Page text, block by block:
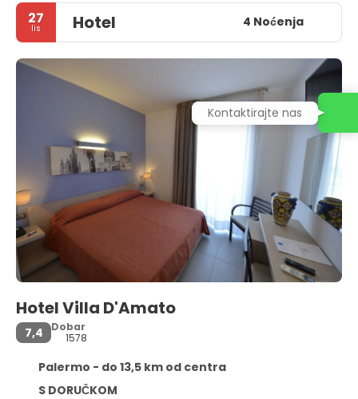
27
lis Hotel 4 Noćenja
Hotel Villa D'Amato
7,4
Dobar
1578
Palermo - do 13,5 km od centra
S DORUČKOM
Kontaktirajte nas